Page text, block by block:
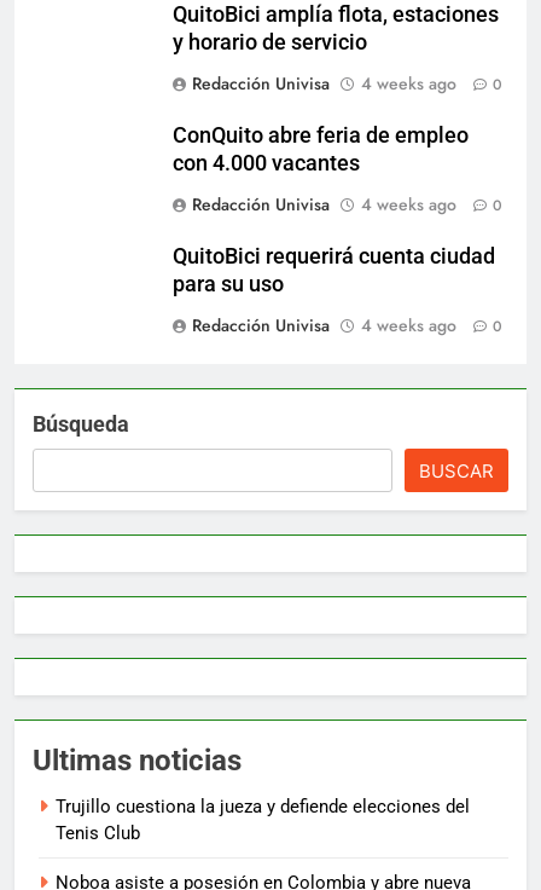
QuitoBici amplía flota, estaciones
y horario de servicio
Redacción Univisa
4 weeks ago 0
ConQuito abre feria de empleo
con 4.000 vacantes
Redacción Univisa
4 weeks ago 0
QuitoBici requerirá cuenta ciudad
para su uso
Redacción Univisa
4 weeks ago 0
Búsqueda
BUSCAR
Ultimas noticias
Trujillo cuestiona la jueza y defiende elecciones del
Tenis Club
Noboa asiste a posesión en Colombia y abre nueva